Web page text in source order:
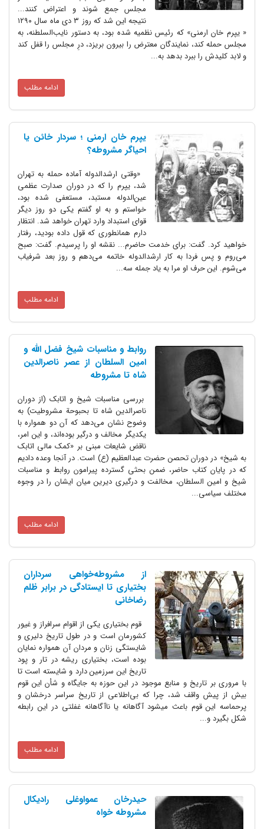
مجلس جمع شوند و اعتراض کنند...
نتیجه این شد که روز ۳ دی ماه سال ۱۲۹۰
« یپرم خان ارمنی» که رئیس نظمیه شده بود، به دستور نایب‌السلطنه، به
مجلس حمله کند، نمایندگان معترض را بیرون بریزد، درِ مجلس را قفل کند
و لابد کلیدش را ببرد بدهد به...
ادامه مطلب
یپرم خان ارمنی ؛ سردار خائن یا
احیاگر مشروطه؟
«وقتی ارشدالدوله آماده حمله به تهران
شد، یپرم را که در دوران صدارت عظمی
عین‌الدوله مستبد، مستعفی شده بود،
خواستم و به او گفتم یکی دو روز دیگر
قوای استبداد وارد تهران خواهد شد. انتظار
دارم همانطوری که قول داده بودید، رفتار
خواهید کرد. گفت: برای خدمت حاضرم... نقشه او را پرسیدم. گفت: صبح
می‌روم و پس فردا به کار ارشدالدوله خاتمه می‌دهم و روز بعد شرفیاب
می‌شوم. این حرف او مرا به یاد جمله سه...
ادامه مطلب
روابط و مناسبات شیخ فضل‏ اللّه‏ و
امین السلطان از عصر ناصرالدین
شاه تا مشروطه
بررسى مناسبات شیخ و اتابک (از دوران
ناصرالدین شاه تا بحبوحة مشروطیت) به
وضوح نشان مى‌دهد که آن دو همواره با
یکدیگر مخالف و درگیر بوده‌اند، و این امر،
ناقض شایعات مبنى بر «کمک مالى اتابک
به شیخ» در دوران تحصن حضرت عبدالعظیم (ع) است. در آنجا وعده دادیم
که در پایان کتاب حاضر، ضمن بحثى گسترده پیرامون روابط و مناسبات
شیخ و امین السلطان، مخالفت و درگیرى دیرین میان ایشان را در وجوه
مختلف سیاسى...
ادامه مطلب
از مشروطه‌‌خواهی سرداران
بختیاری تا ایستادگی در برابر ظلم
رضاخانی
قوم بختیاری یکی از اقوام سرافراز و غیور
کشورمان است و در طول تاریخ دلیری و
شایستگی زنان و مردان آن همواره نمایان
بوده است، بختیاری ریشه در تار و پود
تاریخ این سرزمین دارد و شایسته است تا
با مروری بر تاریخ و منابع موجود در این حوزه به جایگاه و شأن این قوم
بیش از پیش واقف شد، چرا که بی‌اطلاعی از تاریخ سراسر درخشان و
پرحماسه این قوم باعث می‎شود آگاهانه یا ناآگاهانه غفلتی در این رابطه
شکل بگیرد و...
ادامه مطلب
حیدرخان عمواوغلی رادیکال
مشروطه خواه